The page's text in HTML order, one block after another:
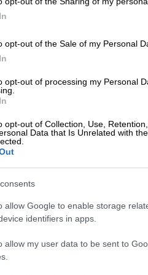
opt-out of the Sale of my Personal
opt-out of processing my Personal
opt-out of Collection, Use,
Data that Is Unrelated with
allow Google to enable storage
identifiers in apps.
allow my user data to be sent to
tiedot > Perustiedot
Jos haluat tilata
veloituksellisena
Veloitus tarkistetaan
Finago Procountorin
laskupohjalle tulisi
kuvan